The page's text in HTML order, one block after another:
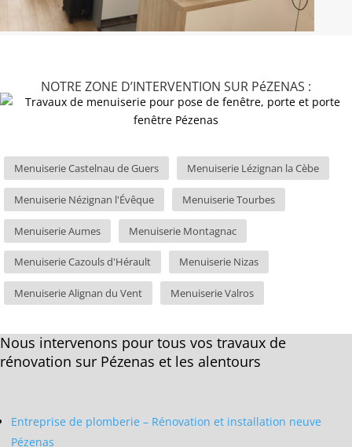
NOTRE ZONE D’INTERVENTION SUR PéZENAS :
Menuiserie Castelnau de Guers Menuiserie Lézignan la Cèbe
Menuiserie Nézignan l'Évêque Menuiserie Tourbes
Menuiserie Aumes Menuiserie Montagnac
Menuiserie Cazouls d'Hérault Menuiserie Nizas
Menuiserie Alignan du Vent Menuiserie Valros
Nous intervenons pour tous vos travaux de
rénovation sur Pézenas et les alentours
Entreprise de plomberie – Rénovation et installation neuve
Pézenas